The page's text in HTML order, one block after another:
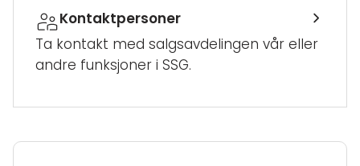
Kontaktpersoner
Ta kontakt med salgsavdelingen vår eller
andre funksjoner i SSG.